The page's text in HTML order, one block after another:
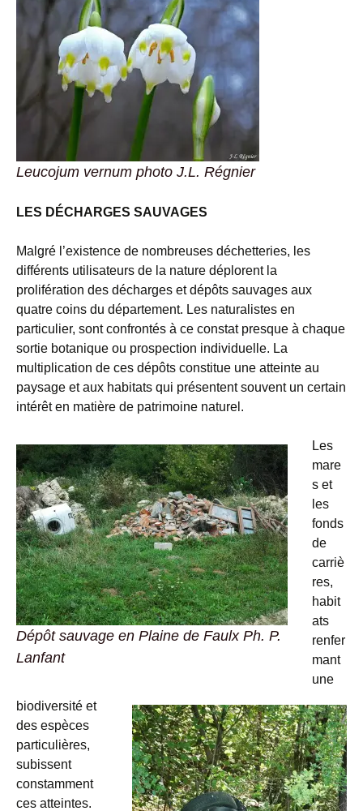
Leucojum vernum photo J.L. Régnier
LES DÉCHARGES SAUVAGES
Malgré l’existence de nombreuses déchetteries, les
différents utilisateurs de la nature déplorent la
prolifération des décharges et dépôts sauvages aux
quatre coins du département. Les naturalistes en
particulier, sont confrontés à ce constat presque à chaque
sortie botanique ou prospection individuelle. La
multiplication de ces dépôts constitue une atteinte au
paysage et aux habitats qui présentent souvent un certain
intérêt en matière de patrimoine naturel.
Dépôt sauvage en Plaine de Faulx Ph. P.
Lanfant
Les
mare
s et
les
fonds
de
carriè
res,
habit
ats
renfer
mant
une
biodiversité et
des espèces
particulières,
subissent
constamment
ces atteintes.